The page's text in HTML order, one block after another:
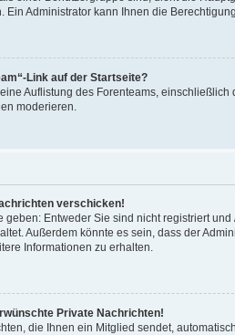
Ein Administrator kann Ihnen die
Link auf der Startseite?
Auflistung des Forenteams,
moderieren.
verschicken!
geben: Entweder Sie sind nicht registriert
Außerdem könnte es sein, dass der
Informationen zu erhalten.
Private Nachrichten!
die Ihnen ein Mitglied sendet,